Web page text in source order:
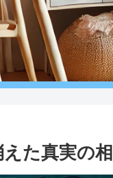
た真実の